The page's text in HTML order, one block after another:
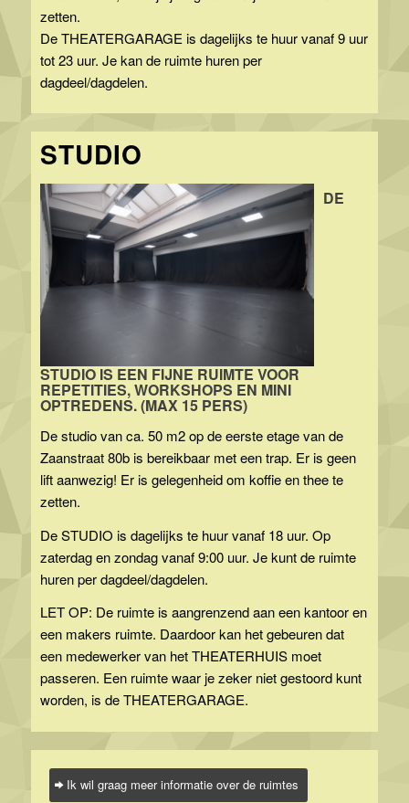
zetten.
De THEATERGARAGE is dagelijks te huur vanaf 9 uur
tot 23 uur. Je kan de ruimte huren per
dagdeel/dagdelen.
STUDIO
DE
STUDIO IS EEN FIJNE RUIMTE VOOR
REPETITIES, WORKSHOPS EN MINI
OPTREDENS. (MAX 15 PERS)
De studio van ca. 50 m2 op de eerste etage van de
Zaanstraat 80b is bereikbaar met een trap. Er is geen
lift aanwezig! Er is gelegenheid om koffie en thee te
zetten.
De STUDIO is dagelijks te huur vanaf 18 uur. Op
zaterdag en zondag vanaf 9:00 uur. Je kunt de ruimte
huren per dagdeel/dagdelen.
LET OP: De ruimte is aangrenzend aan een kantoor en
een makers ruimte. Daardoor kan het gebeuren dat
een medewerker van het THEATERHUIS moet
passeren. Een ruimte waar je zeker niet gestoord kunt
worden, is de THEATERGARAGE.
Ik wil graag meer informatie over de ruimtes